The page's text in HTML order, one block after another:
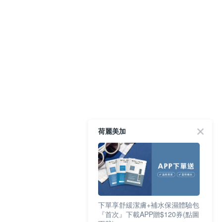
荷麗美加
下單享舒緩潔膚+補水保濕體驗包
『首次』下載APP贈$120券(點圖